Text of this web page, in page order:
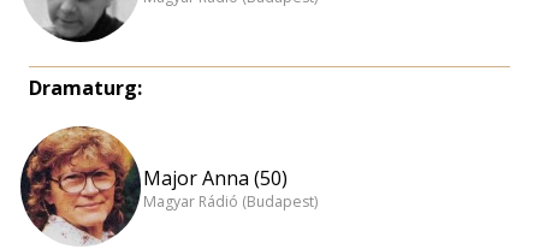
Dramaturg:
Major Anna (50)
Magyar Rádió (Budapest)